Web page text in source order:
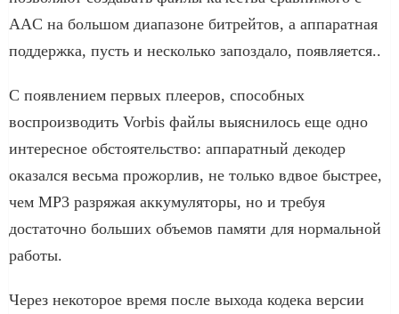
AAC на большом диапазоне битрейтов, а аппаратная
поддержка, пусть и несколько запоздало, появляется..
С появлением первых плееров, способных
воспроизводить Vorbis файлы выяснилось еще одно
интересное обстоятельство: аппаратный декодер
оказался весьма прожорлив, не только вдвое быстрее,
чем MP3 разряжая аккумуляторы, но и требуя
достаточно больших объемов памяти для нормальной
работы.
Через некоторое время после выхода кодека версии